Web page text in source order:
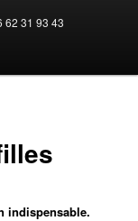
62 31 93 43
indispensable.